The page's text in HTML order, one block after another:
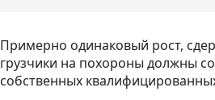
Примерно одинаковый рост,
грузчики на похороны должны
собственных